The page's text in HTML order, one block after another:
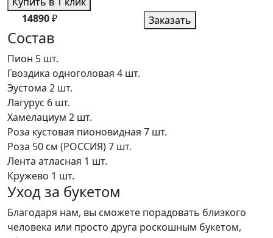
14890₽ Заказать
Состав
Пион 5 шт.
Гвоздика одноголовая 4 шт.
Эустома 2 шт.
Лагурус 6 шт.
Хамелациум 2 шт.
Роза кустовая пионовидная 7 шт.
Роза 50 см (РОССИЯ)7 шт.
Лента атласная 1 шт.
Кружево 1 шт.
Уход за букетом
Благодаря нам, вы сможете порадовать близкого
человека или просто друга роскошным букетом,